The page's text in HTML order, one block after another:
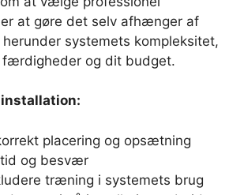
at gøre det selv afhænger af
systemets kompleksitet,
færdigheder og dit budget.
placering og opsætning
tid og besvær
træning i systemets brug